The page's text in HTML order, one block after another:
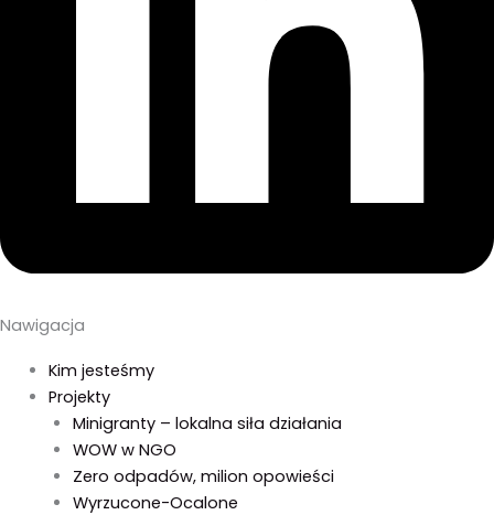
Nawigacja
Kim jesteśmy
Projekty
Minigranty – lokalna siła działania
WOW w NGO
Zero odpadów, milion opowieści
Wyrzucone-Ocalone